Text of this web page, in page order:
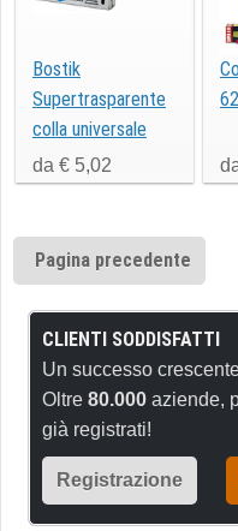
Bostik
Supertrasparente
colla universale
da € 5,02
Pagina precedente
CLIENTI SODDISFATTI
Un successo
Oltre 80.000 aziende,
già registrati!
Registrazione